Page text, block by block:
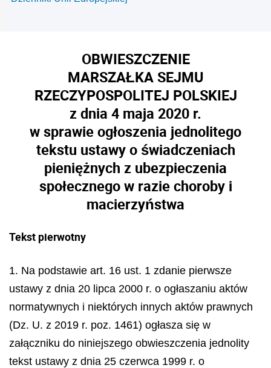
OBWIESZCZENIE
MARSZAŁKA SEJMU
RZECZYPOSPOLITEJ POLSKIEJ
z dnia 4 maja 2020 r.
w sprawie ogłoszenia jednolitego
tekstu ustawy o świadczeniach
pieniężnych z ubezpieczenia
społecznego w razie choroby i
macierzyństwa
Tekst pierwotny
1. Na podstawie art. 16 ust. 1 zdanie pierwsze
ustawy z dnia 20 lipca 2000 r. o ogłaszaniu aktów
normatywnych i niektórych innych aktów prawnych
(Dz. U. z 2019 r. poz. 1461) ogłasza się w
załączniku do niniejszego obwieszczenia jednolity
tekst ustawy z dnia 25 czerwca 1999 r. o